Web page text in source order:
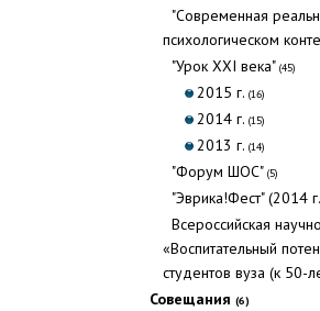
"Современная
психологическом
"Урок XXI века" (45)
2015 г. (16)
2014 г. (15)
2013 г. (14)
"Форум ШОС" (5)
"Эврика!Фест" (2014
Всероссийская
«Воспитательный
студентов вуза (к 50-
Совещания (6)